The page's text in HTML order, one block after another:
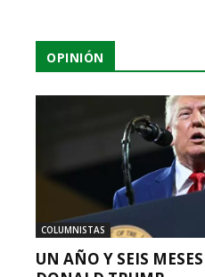
OPINIÓN
COLUMNISTAS
UN AÑO Y SEIS